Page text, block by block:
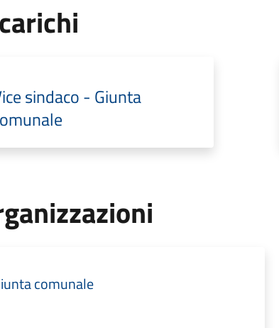
sindaco - Giunta
comunale